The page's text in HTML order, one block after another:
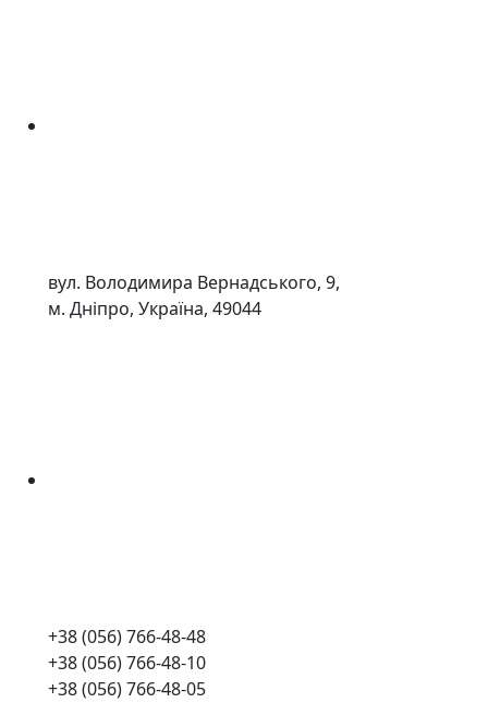
вул. Володимира Вернадського, 9,
м. Дніпро, Україна, 49044
+38 (056) 766-48-48
+38 (056) 766-48-10
+38 (056) 766-48-05